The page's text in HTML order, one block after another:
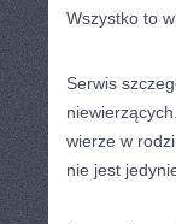
Wszystko to
Serwis
wierze w
nie jest